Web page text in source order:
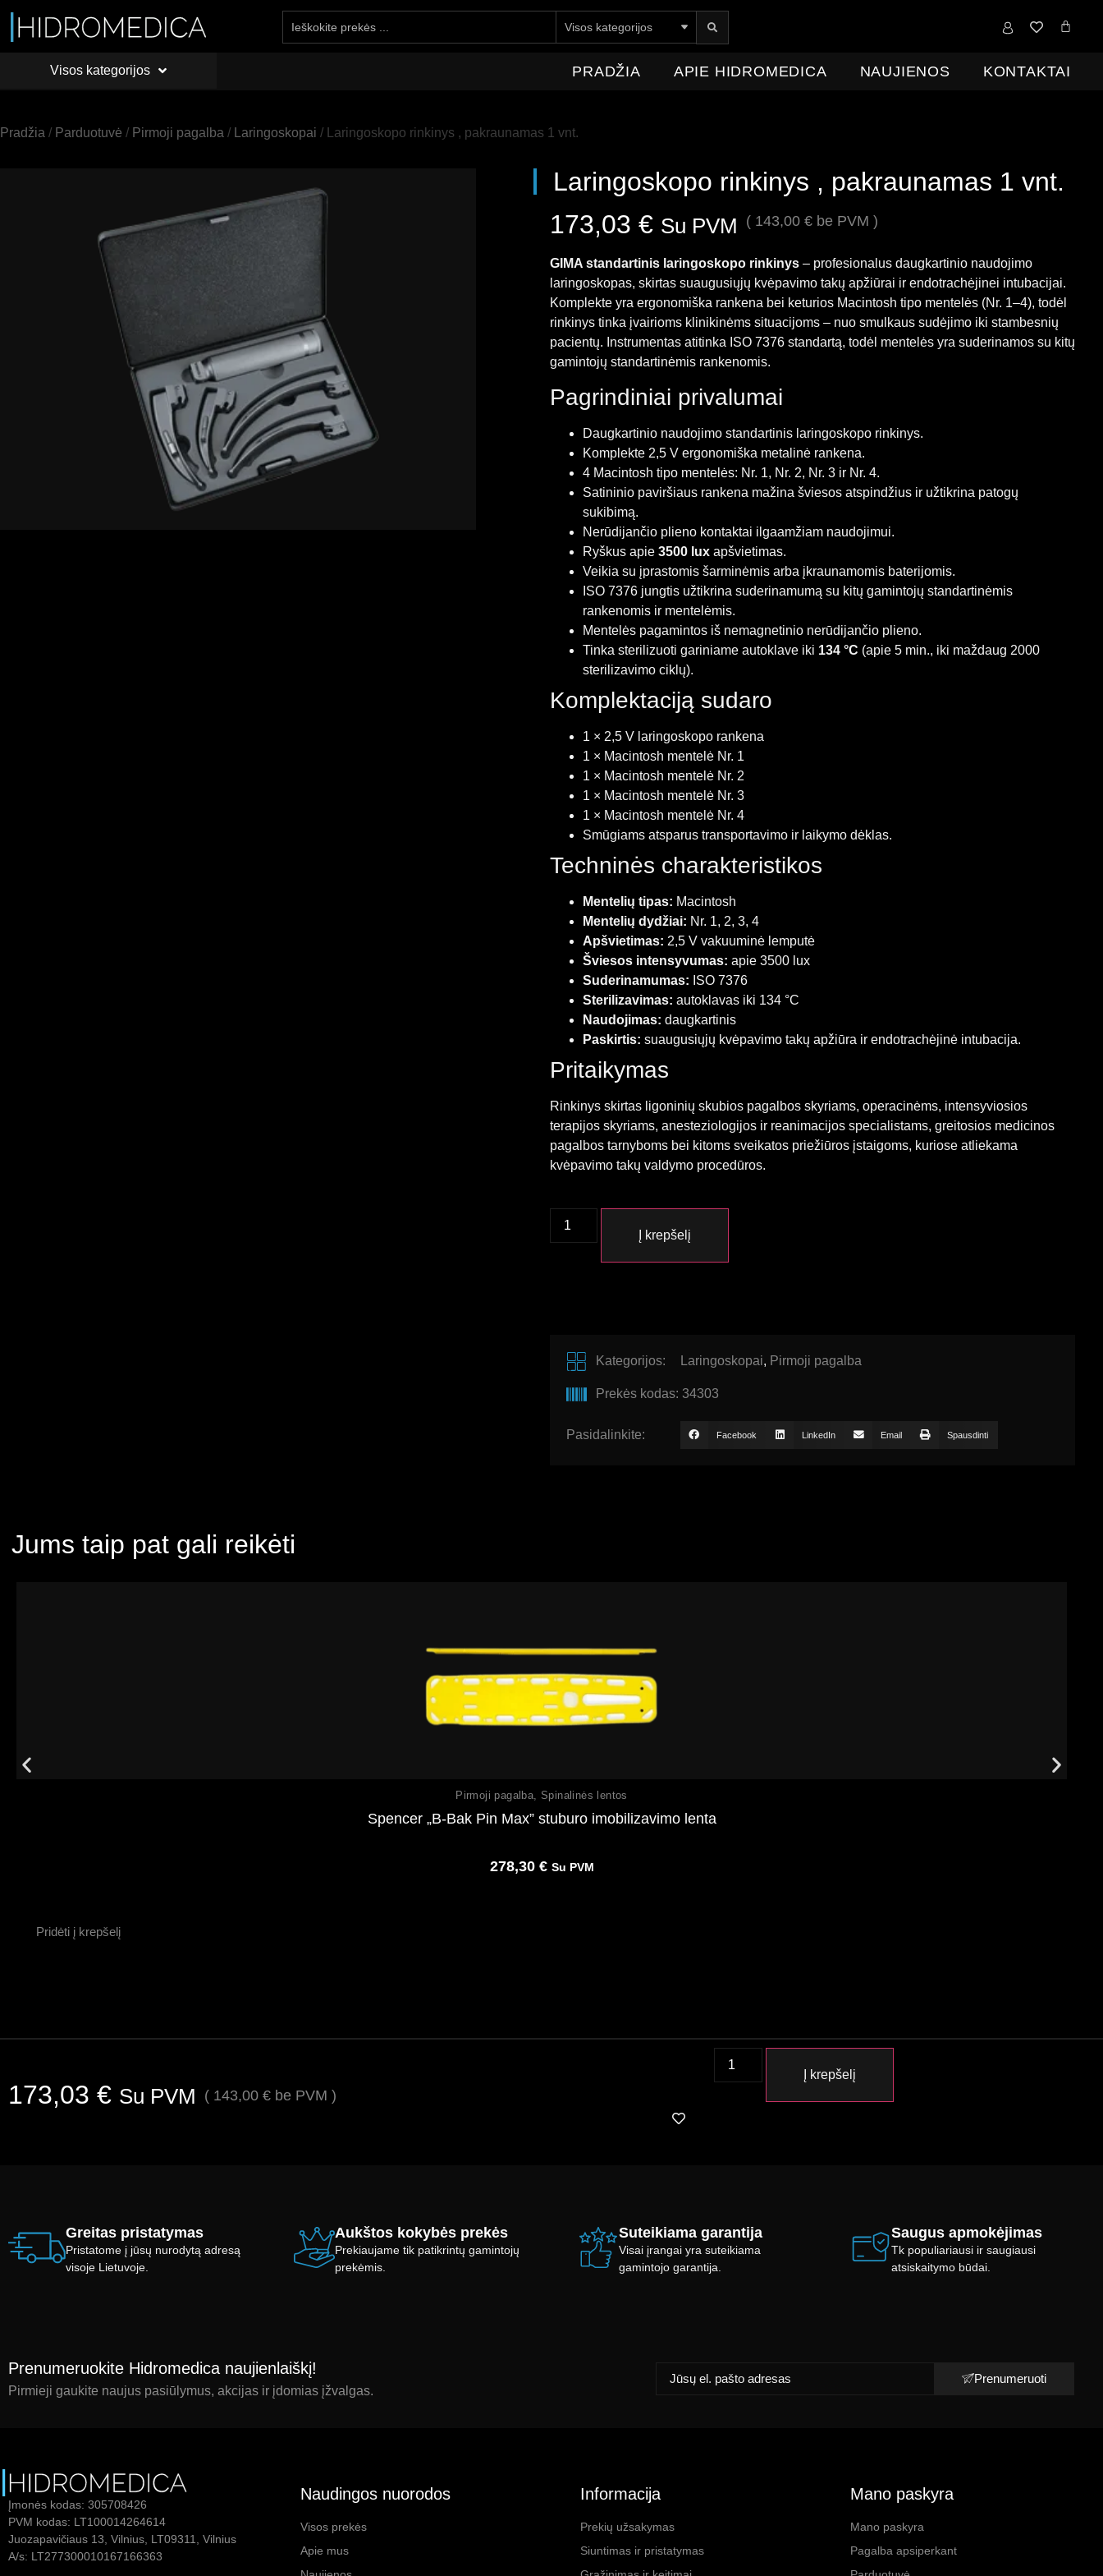
Visos kategorijos PRADŽIA APIE HIDROMEDICA KONTAKTAI 0,00
Visos kategorijos PRADŽIA APIE HIDROMEDICA NAUJIENOS KONTAKTAI
Pradžia / Parduotuvė / Pirmoji pagalba / Laringoskopai / Laringoskopo rinkinys , pakraunamas 1 vnt.
Laringoskopo rinkinys , pakraunamas 1 vnt.
173,03 € Su PVM ( 143,00 € be PVM )
GIMA standartinis laringoskopo rinkinys – profesionalus daugkartinio naudojimo
laringoskopas, skirtas suaugusiųjų kvėpavimo takų apžiūrai ir endotrachėjinei intubacijai.
Komplekte yra ergonomiška rankena bei keturios Macintosh tipo mentelės (Nr. 1–4), todėl
rinkinys tinka įvairioms klinikinėms situacijoms – nuo smulkaus sudėjimo iki stambesnių
pacientų. Instrumentas atitinka ISO 7376 standartą, todėl mentelės yra suderinamos su kitų
gamintojų standartinėmis rankenomis.
Pagrindiniai privalumai
Daugkartinio naudojimo standartinis laringoskopo rinkinys.
Komplekte 2,5 V ergonomiška metalinė rankena.
4 Macintosh tipo mentelės: Nr. 1, Nr. 2, Nr. 3 ir Nr. 4.
Satininio paviršiaus rankena mažina šviesos atspindžius ir užtikrina patogų
sukibimą.
Nerūdijančio plieno kontaktai ilgaamžiam naudojimui.
Ryškus apie 3500 lux apšvietimas.
Veikia su įprastomis šarminėmis arba įkraunamomis baterijomis.
ISO 7376 jungtis užtikrina suderinamumą su kitų gamintojų standartinėmis
rankenomis ir mentelėmis.
Mentelės pagamintos iš nemagnetinio nerūdijančio plieno.
Tinka sterilizuoti gariniame autoklave iki 134 °C (apie 5 min., iki maždaug 2000
sterilizavimo ciklų).
Komplektaciją sudaro
1 × 2,5 V laringoskopo rankena
1 × Macintosh mentelė Nr. 1
1 × Macintosh mentelė Nr. 2
1 × Macintosh mentelė Nr. 3
1 × Macintosh mentelė Nr. 4
Smūgiams atsparus transportavimo ir laikymo dėklas.
Techninės charakteristikos
Mentelių tipas: Macintosh
Mentelių dydžiai: Nr. 1, 2, 3, 4
Apšvietimas: 2,5 V vakuuminė lemputė
Šviesos intensyvumas: apie 3500 lux
Suderinamumas: ISO 7376
Sterilizavimas: autoklavas iki 134 °C
Naudojimas: daugkartinis
Paskirtis: suaugusiųjų kvėpavimo takų apžiūra ir endotrachėjinė intubacija.
Pritaikymas
Rinkinys skirtas ligoninių skubios pagalbos skyriams, operacinėms, intensyviosios
terapijos skyriams, anesteziologijos ir reanimacijos specialistams, greitosios medicinos
pagalbos tarnyboms bei kitoms sveikatos priežiūros įstaigoms, kuriose atliekama
kvėpavimo takų valdymo procedūros.
Į krepšelį
Kategorijos: Laringoskopai, Pirmoji pagalba
Prekės kodas: 34303
Pasidalinkite: Facebook LinkedIn Email Spausdinti
Jums taip pat gali reikėti
Pirmoji pagalba Spinalinės lentos
Spencer „B-Bak Pin Max” stuburo imobilizavimo lenta
278,30 € Su PVM
Pridėti į krepšelį
173,03 € Su PVM ( 143,00 € be PVM )
Į krepšelį
Greitas pristatymas
Pristatome į jūsų nurodytą adresą
visoje Lietuvoje.
Aukštos kokybės prekės
Prekiaujame tik patikrintų gamintojų
prekėmis.
Suteikiama garantija
Visai įrangai yra suteikiama
gamintojo garantija.
Saugus apmokėjimas
Tk populiariausi ir saugiausi
atsiskaitymo būdai.
Prenumeruokite Hidromedica naujienlaiškį!
Pirmieji gaukite naujus pasiūlymus, akcijas ir įdomias įžvalgas.
Prenumeruoti
Įmonės kodas: 305708426
PVM kodas: LT100014264614
Juozapavičiaus 13, Vilnius, LT09311, Vilnius
A/s: LT277300010167166363
Naudingos nuorodos
Visos prekės
Apie mus
Informacija
Prekių užsakymas
Siuntimas ir pristatymas
Mano paskyra
Mano paskyra
Pagalba apsiperkant